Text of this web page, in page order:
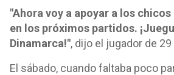
"Ahora voy a apoyar a los
en los próximos partidos.
Dinamarca!", dijo el jugador de 29
El sábado, cuando faltaba poco